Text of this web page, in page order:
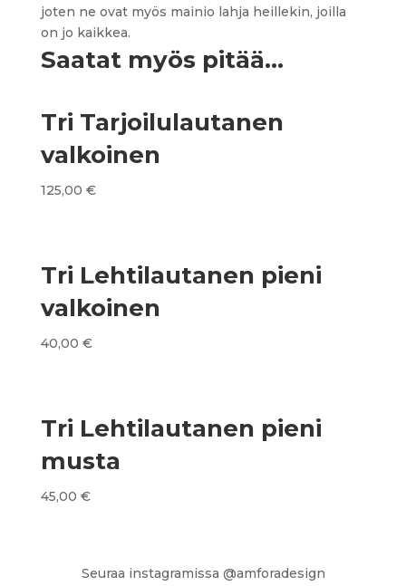
joten ne ovat myös mainio lahja heillekin, joilla
on jo kaikkea.
Saatat myös pitää...
Tri Tarjoilulautanen
valkoinen
125,00 €
Tri Lehtilautanen pieni
valkoinen
40,00 €
Tri Lehtilautanen pieni
musta
45,00 €
Seuraa instagramissa @amforadesign